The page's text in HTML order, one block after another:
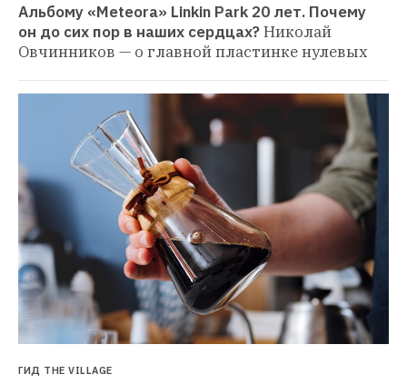
Альбому «Meteora» Linkin Park 20 лет. Почему
он до сих пор в наших сердцах?Николай
Овчинников — о главной пластинке нулевых
ГИД THE VILLAGE